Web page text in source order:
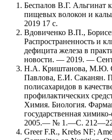
Беспалов В.Г. Альгинат
пищевых волокон и
2019 17 с.
Вдовиченко В.П.,
Распространенность и
дефицита железа в
новости. — 2019. —
Н.А. Криштанова, М.Ю.
Павлова, Е.И. Саканян.
полисахаридов в
профилактических
Химия. Биология.
государственная
2005.— № 1.—С.
Greer F.R., Krebs NF;